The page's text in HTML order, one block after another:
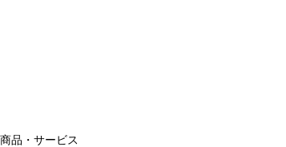
商品・サービス